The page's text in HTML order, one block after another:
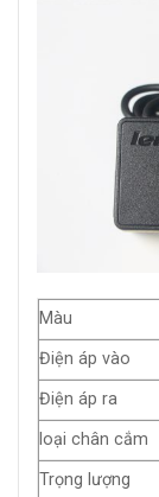
Màu
Điện áp vào
Điện áp ra
loại chân cắm
Trọng lượng